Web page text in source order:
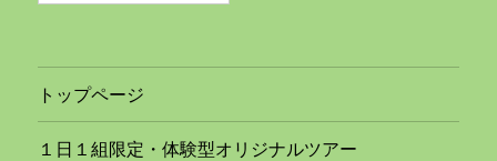
トップページ
１日１組限定・体験型オリジナルツアー